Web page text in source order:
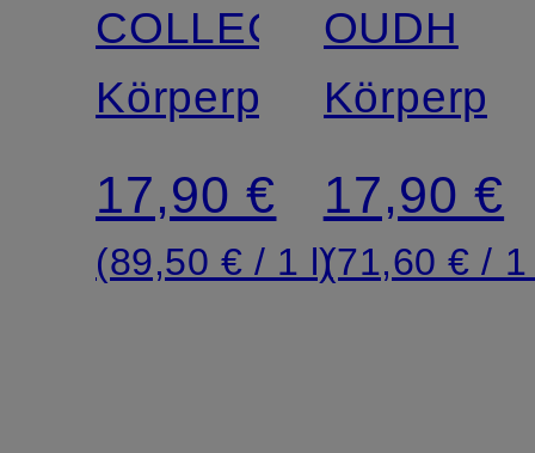
COLLECTION
Körperpeeling
17,90 €
(89,50 € / 1 l)
OUDH
17,90 €
(71,60 € /